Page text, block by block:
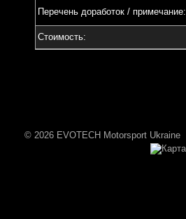
Перечень доработок / примечание:
Стоимость:
© 2026 EVOTECH Motorsport Ukraine